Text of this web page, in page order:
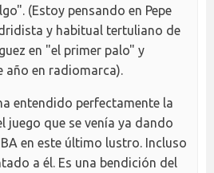
(Estoy pensando en Pepe
y habitual tertuliano de
en "el primer palo" y
año en radiomarca).
entendido perfectamente la
juego que se venía ya dando
en este último lustro. Incluso
a él. Es una bendición del